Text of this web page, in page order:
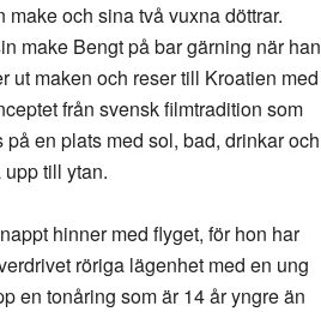
och sina två vuxna döttrar.
make Bengt på bar gärning när han
ut maken och reser till Kroatien med
från svensk filmtradition som
en plats med sol, bad, drinkar och
till ytan.
hinner med flyget, för hon har
röriga lägenhet med en ung
en tonåring som är 14 år yngre än